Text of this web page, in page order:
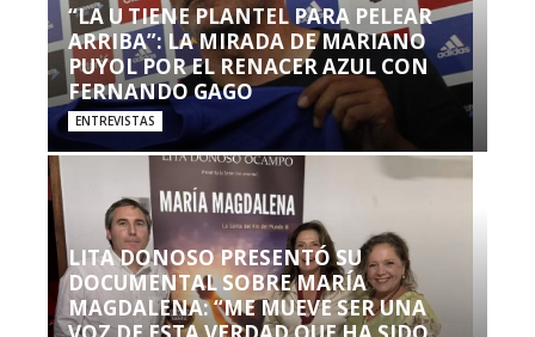
“LA U TIENE PLANTEL PARA PELEAR
ARRIBA”: LA MIRADA DE MARIANO
PUYOL POR EL RENACER AZUL CON
FERNANDO GAGO
ENTREVISTAS
LITA DONOSO PRESENTÓ SU
DOCUMENTAL SOBRE MARÍA
MAGDALENA: “ME MUEVE SER UNA